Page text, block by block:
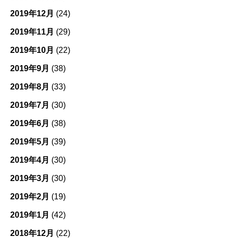
2019年12月 (24)
2019年11月 (29)
2019年10月 (22)
2019年9月 (38)
2019年8月 (33)
2019年7月 (30)
2019年6月 (38)
2019年5月 (39)
2019年4月 (30)
2019年3月 (30)
2019年2月 (19)
2019年1月 (42)
2018年12月 (22)